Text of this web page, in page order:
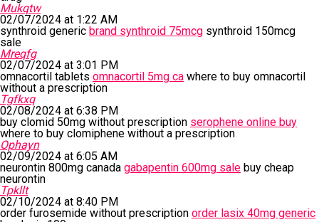
Mukqtw
02/07/2024 at 1:22 AM
synthroid generic brand synthroid 75mcg synthroid 150mcg
sale
Mreqfg
02/07/2024 at 3:01 PM
omnacortil tablets omnacortil 5mg ca where to buy omnacortil
without a prescription
Tgfkxq
02/08/2024 at 6:38 PM
buy clomid 50mg without prescription serophene online buy
where to buy clomiphene without a prescription
Ophayn
02/09/2024 at 6:05 AM
neurontin 800mg canada gabapentin 600mg sale buy cheap
neurontin
Tpkllt
02/10/2024 at 8:40 PM
order furosemide without prescription order lasix 40mg generic